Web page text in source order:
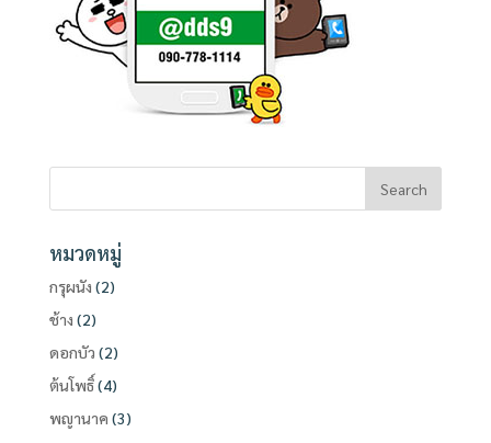
หมวดหมู่
กรุผนัง (2)
ช้าง (2)
ดอกบัว (2)
ต้นโพธิ์(4)
พญานาค (3)